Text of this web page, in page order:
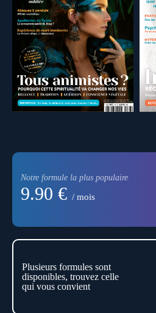
Notre formule la plus populaire
9.90 € / mois
Plusieurs formules sont
disponibles, trouvez celle
qui vous convient